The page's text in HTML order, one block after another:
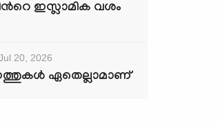
ഇസ്ലാമിക വശം
20, 2026
ഏതെല്ലാമാണ്